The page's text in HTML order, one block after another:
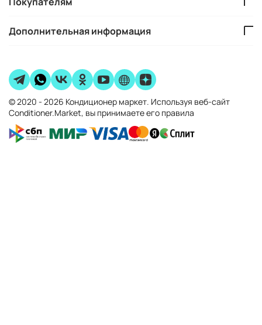
Дополнительная информация
© 2020 - 2026 Кондиционер маркет. Используя веб-сайт
Conditioner.Market, вы принимаете его правила